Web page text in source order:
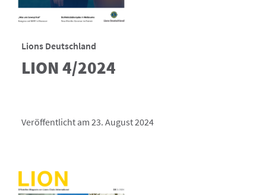
Lions Deutschland
LION 4/2024
Veröffentlicht am 23. August 2024